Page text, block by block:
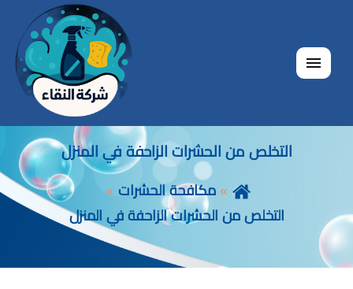
القائمة
التخلص من الحشرات الزاحفة في المنزل
مكافحة الحشرات
التخلص من الحشرات الزاحفة في المنزل